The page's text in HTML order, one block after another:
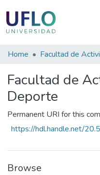
Communities
Collections
All of RIUFLO
Home
Facultad de
Deporte
Permanent URI for this
https://hdl.handle.net/
Browse